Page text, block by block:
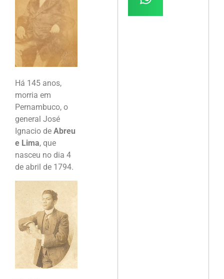
Há 145 anos,
morria em
Pernambuco, o
general José
Ignacio de Abreu
e Lima, que
nasceu no dia 4
de abril de 1794.